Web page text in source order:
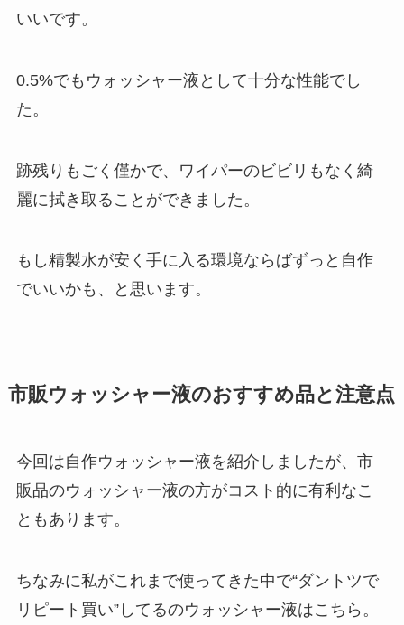
いいです。
0.5%でもウォッシャー液として十分な性能でし
た。
跡残りもごく僅かで、ワイパーのビビリもなく綺
麗に拭き取ることができました。
もし精製水が安く手に入る環境ならばずっと自作
でいいかも、と思います。
市販ウォッシャー液のおすすめ品と注意点
今回は自作ウォッシャー液を紹介しましたが、市
販品のウォッシャー液の方がコスト的に有利なこ
ともあります。
ちなみに私がこれまで使ってきた中で“ダントツで
リピート買い”してるのウォッシャー液はこちら。